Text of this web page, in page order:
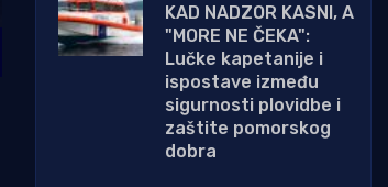
KAD NADZOR KASNI, A
"MORE NE ČEKA":
Lučke kapetanije i
ispostave između
sigurnosti plovidbe i
zaštite pomorskog
dobra